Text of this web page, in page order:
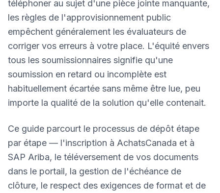
téléphoner au sujet d'une pièce jointe manquante,
les règles de l'approvisionnement public
empêchent généralement les évaluateurs de
corriger vos erreurs à votre place. L'équité envers
tous les soumissionnaires signifie qu'une
soumission en retard ou incomplète est
habituellement écartée sans même être lue, peu
importe la qualité de la solution qu'elle contenait.
Ce guide parcourt le processus de dépôt étape
par étape — l'inscription à AchatsCanada et à
SAP Ariba, le téléversement de vos documents
dans le portail, la gestion de l'échéance de
clôture, le respect des exigences de format et de